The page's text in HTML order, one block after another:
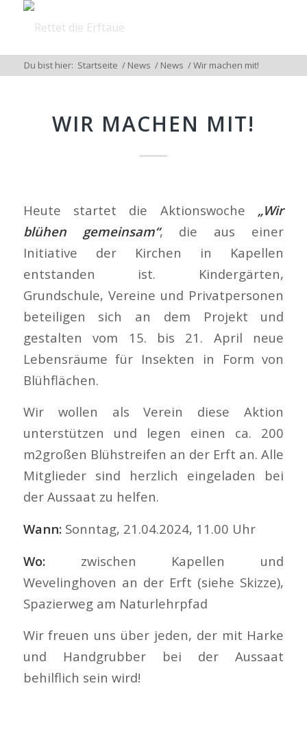
Du bist hier: Startseite / News / News /Wir machen mit!
WIR MACHEN MIT!
Heute startet die Aktionswoche „Wir
blühen gemeinsam“, die aus einer
Initiative der Kirchen in Kapellen
entstanden ist. Kindergärten,
Grundschule, Vereine und Privatpersonen
beteiligen sich an dem Projekt und
gestalten vom 15. bis 21. April neue
Lebensräume für Insekten in Form von
Blühflächen.
Wir wollen als Verein diese Aktion
unterstützen und legen einen ca. 200
m2großen Blühstreifen an der Erft an. Alle
Mitglieder sind herzlich eingeladen bei
der Aussaat zu helfen.
Wann:Sonntag, 21.04.2024, 11.00 Uhr
Wo:zwischen Kapellen und
Wevelinghoven an der Erft (siehe Skizze),
Spazierweg am Naturlehrpfad
Wir freuen uns über jeden, der mit Harke
und Handgrubber bei der Aussaat
behilflich sein wird!